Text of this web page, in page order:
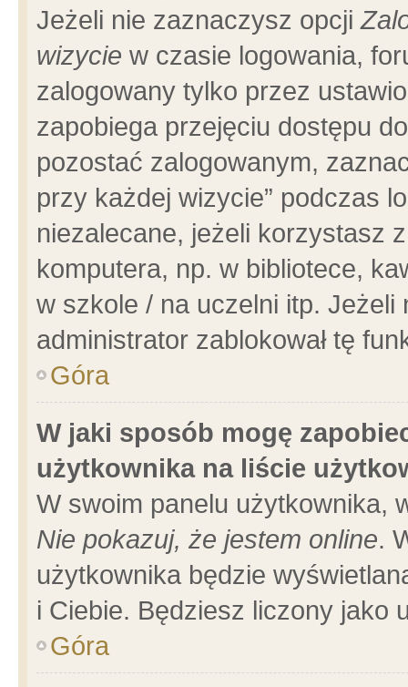
Jeżeli nie zaznaczysz opcji
wizycie w czasie logowania,
zalogowany tylko przez
zapobiega przejęciu dostępu
pozostać zalogowanym,
przy każdej wizycie” podczas
niezalecane, jeżeli korzystasz
komputera, np. w bibliotece,
w szkole / na uczelni itp.
administrator zablokował tę
Góra
W jaki sposób mogę
użytkownika na liście
W swoim panelu użytkownika,
Nie pokazuj, że jestem online.
użytkownika będzie
i Ciebie. Będziesz liczony jako
Góra